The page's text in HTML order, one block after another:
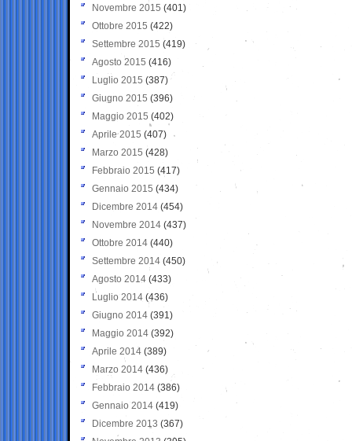
Novembre 2015 (401)
Ottobre 2015 (422)
Settembre 2015 (419)
Agosto 2015 (416)
Luglio 2015 (387)
Giugno 2015 (396)
Maggio 2015 (402)
Aprile 2015 (407)
Marzo 2015 (428)
Febbraio 2015 (417)
Gennaio 2015 (434)
Dicembre 2014 (454)
Novembre 2014 (437)
Ottobre 2014 (440)
Settembre 2014 (450)
Agosto 2014 (433)
Luglio 2014 (436)
Giugno 2014 (391)
Maggio 2014 (392)
Aprile 2014 (389)
Marzo 2014 (436)
Febbraio 2014 (386)
Gennaio 2014 (419)
Dicembre 2013 (367)